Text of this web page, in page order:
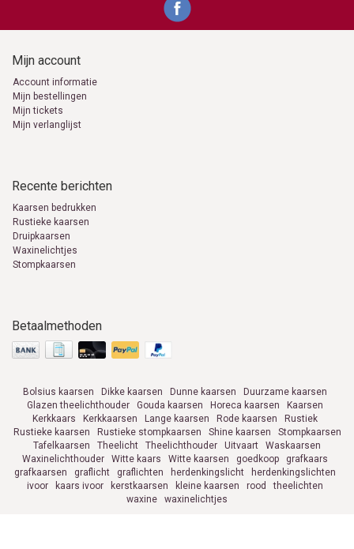
Mijn account
Account informatie
Mijn bestellingen
Mijn tickets
Mijn verlanglijst
Recente berichten
Kaarsen bedrukken
Rustieke kaarsen
Druipkaarsen
Waxinelichtjes
Stompkaarsen
Betaalmethoden
Bolsius kaarsen Dikke kaarsen Dunne kaarsen
Duurzame kaarsen
Glazen theelichthouder
Gouda kaarsen Horeca kaarsen
Kaarsen
Kerkkaars
Kerkkaarsen Lange kaarsen Rode kaarsen
Rustiek
Rustieke kaarsen
Rustieke stompkaarsen Shine kaarsen
Stompkaarsen
Tafelkaarsen
Theelicht Theelichthouder Uitvaart
Waskaarsen
Waxinelichthouder
Witte kaars Witte kaarsen goedkoop
grafkaars
grafkaarsen
graflicht graflichten herdenkingslicht
herdenkingslichten
ivoor
kaars ivoor kerstkaarsen kleine kaarsen rood
theelichten
waxine
waxinelichtjes